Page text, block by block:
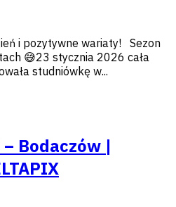
i pozytywne wariaty! Sezon
😅23 stycznia 2026 cała
studniówkę w...
Bodaczów |